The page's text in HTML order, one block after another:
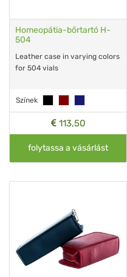
Homeopátia-bőrtartó H-
504
Leather case in varying colors
for 504 vials
Színek
113,50
folytassa a vásárlást